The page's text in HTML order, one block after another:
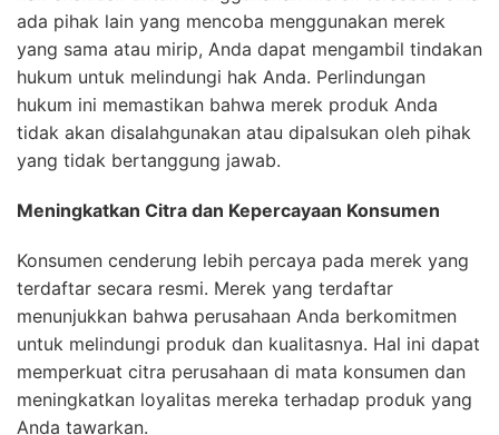
ada pihak lain yang mencoba menggunakan merek
yang sama atau mirip, Anda dapat mengambil tindakan
hukum untuk melindungi hak Anda. Perlindungan
hukum ini memastikan bahwa merek produk Anda
tidak akan disalahgunakan atau dipalsukan oleh pihak
yang tidak bertanggung jawab.
Meningkatkan Citra dan Kepercayaan Konsumen
Konsumen cenderung lebih percaya pada merek yang
terdaftar secara resmi. Merek yang terdaftar
menunjukkan bahwa perusahaan Anda berkomitmen
untuk melindungi produk dan kualitasnya. Hal ini dapat
memperkuat citra perusahaan di mata konsumen dan
meningkatkan loyalitas mereka terhadap produk yang
Anda tawarkan.